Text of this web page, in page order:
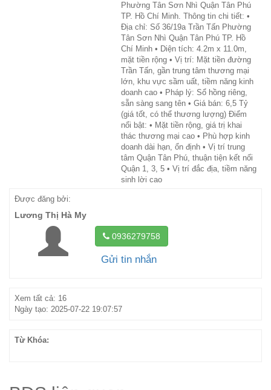
Phường Tân Sơn Nhì Quận Tân Phú
TP. Hồ Chí Minh. Thông tin chi tiết: •
Địa chỉ: Số 36/19a Trần Tấn Phường
Tân Sơn Nhì Quận Tân Phú TP. Hồ
Chí Minh • Diện tích: 4.2m x 11.0m,
mặt tiền rộng • Vị trí: Mặt tiền đường
Trần Tấn, gần trung tâm thương mại
lớn, khu vực sầm uất, tiềm năng kinh
doanh cao • Pháp lý: Sổ hồng riêng,
sẵn sàng sang tên • Giá bán: 6,5 Tỷ
(giá tốt, có thể thương lượng) Điểm
nổi bật: • Mặt tiền rộng, giá trị khai
thác thương mại cao • Phù hợp kinh
doanh dài hạn, ổn định • Vị trí trung
tâm Quận Tân Phú, thuận tiện kết nối
Quận 1, 3, 5 • Vị trí đắc địa, tiềm năng
sinh lời cao
Được đăng bởi:
Lương Thị Hà My
0936279758
Gửi tin nhắn
Xem tất cả: 16
Ngày tạo: 2025-07-22 19:07:57
Từ Khóa: